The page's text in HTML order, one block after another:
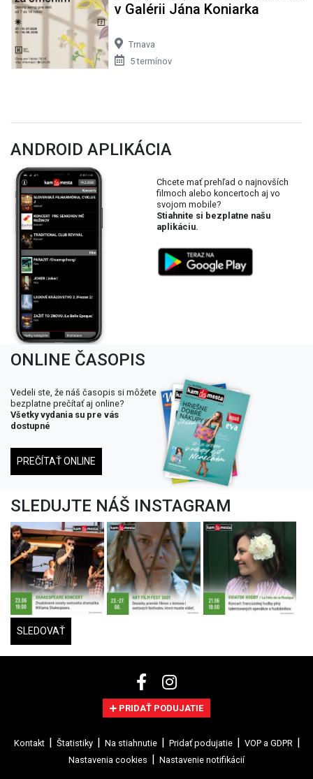
v Galérii Jána Koniarka
Trnava
5 termínov
ANDROID APLIKÁCIA
Chcete mať prehľad o najnovších
filmoch alebo koncertoch aj vo
svojom mobile?
Stiahnite si bezplatne našu
aplikáciu.
ONLINE ČASOPIS
Vedeli ste, že náš časopis si môžete
bezplatne prečítať aj online?
Všetky vydania su pre vás
dostupné
PREČÍTAŤ ONLINE
SLEDUJTE NÁŠ INSTAGRAM
SLEDOVAŤ
PRIDAŤ PODUJATIE
Kontakt Štatistiky Na stiahnutie Pridať podujatie
VOP a GDPR
Nastavenia cookies
Nastavenie notifikácií